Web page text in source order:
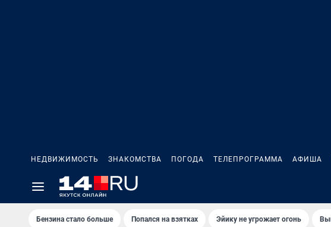
НЕДВИЖИМОСТЬ ЗНАКОМСТВА ПОГОДА ТЕЛЕПРОГРАММА АФИША
Бензина стало больше Попался на взятках Эйику не угрожает огонь